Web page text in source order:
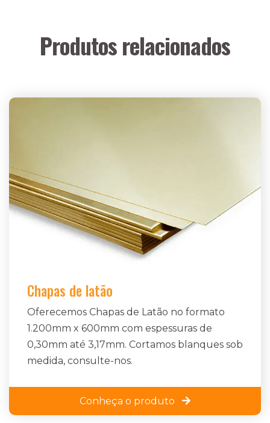
Produtos relacionados
Chapas de latão
Oferecemos Chapas de Latão no formato
1.200mm x 600mm com espessuras de
0,30mm até 3,17mm. Cortamos blanques sob
medida, consulte-nos.
Conheça o produto